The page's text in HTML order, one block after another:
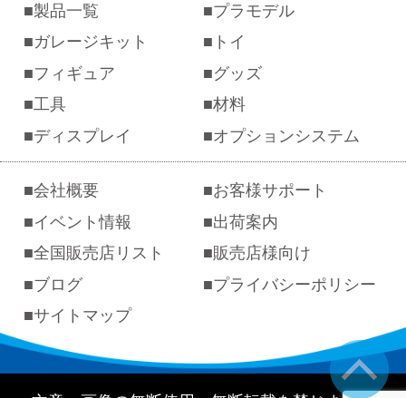
製品一覧
プラモデル
ガレージキット
トイ
フィギュア
グッズ
工具
材料
ディスプレイ
オプションシステム
会社概要
お客様サポート
イベント情報
出荷案内
全国販売店リスト
販売店様向け
ブログ
プライバシーポリシー
サイトマップ